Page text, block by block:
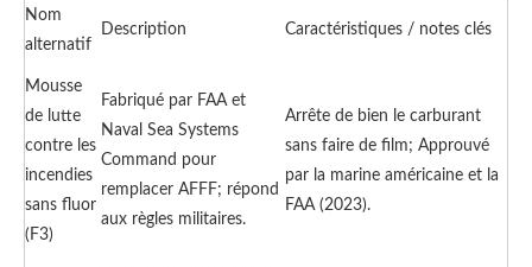
Nom
alternatif
Description Caractéristiques / notes clés
Mousse
de lutte
contre les
incendies
sans fluor
(F3)
Fabriqué par FAA et
Naval Sea Systems
Command pour
remplacer AFFF; répond
aux règles militaires.
Arrête de bien le carburant
sans faire de film; Approuvé
par la marine américaine et la
FAA (2023).